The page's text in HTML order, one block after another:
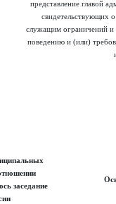
представление главой
свидетельствующих
служащим ограничений и
поведению и (или)
заседание